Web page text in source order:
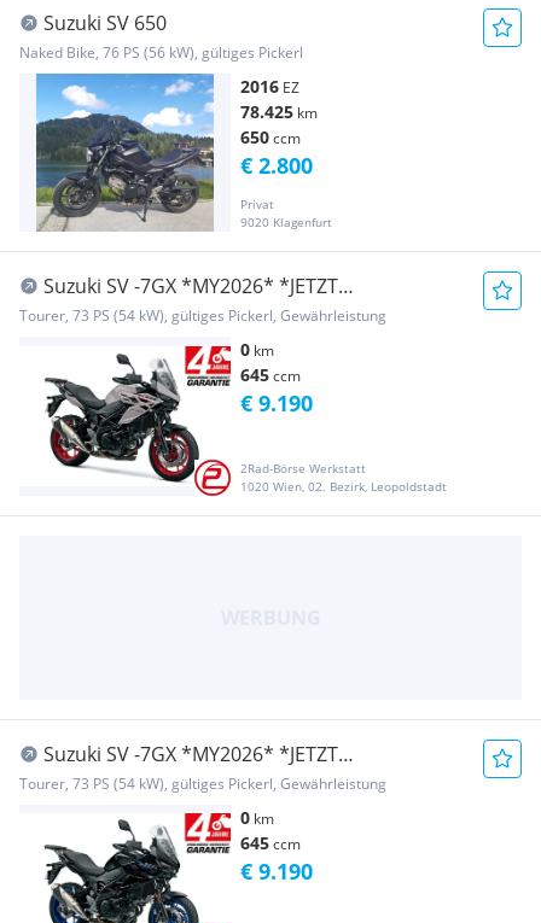
Suzuki SV 650
Naked Bike, 76 PS (56 kW), gültiges Pickerl
2016 EZ
78.425 km
650ccm
Privat
9020 Klagenfurt
€ 2.800
Suzuki SV -7GX *MY2026* *JETZT
VORBESTELLEN* *4JAHRE-G...
Tourer, 73 PS (54 kW), gültiges Pickerl, Gewährleistung
0 km
645ccm
2Rad-Börse Werkstatt
1020 Wien, 02. Bezirk, Leopoldstadt
€ 9.190
Suzuki SV -7GX *MY2026* *JETZT
VORBESTELLEN* *4JAHRE-G...
Tourer, 73 PS (54 kW), gültiges Pickerl, Gewährleistung
0 km
645ccm
€ 9.190